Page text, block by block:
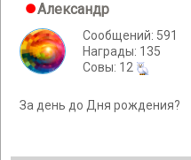
Александр
Сообщений: 591
Награды: 135
Cовы: 12
За день до Дня рождения?